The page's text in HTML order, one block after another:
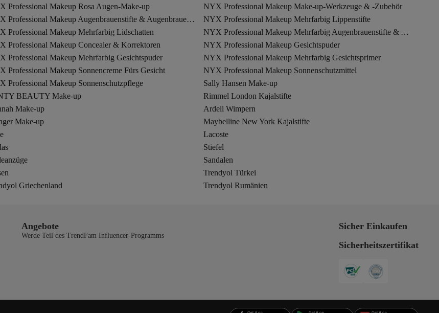
Professional Makeup Rosa Augen-Make-up
NYX Professional Makeup Make-up-Werkzeuge & -Zubehör
NYX Professional Makeup Augenbrauenstifte & Augenbrauenpuder
NYX Professional Makeup Mehrfarbig Lippenstifte
Professional Makeup Mehrfarbig Lidschatten
NYX Professional Makeup Mehrfarbig Augenbrauenstifte & Augenbrauenpuder
Professional Makeup Concealer & Korrektoren
NYX Professional Makeup Gesichtspuder
Professional Makeup Mehrfarbig Gesichtspuder
NYX Professional Makeup Mehrfarbig Gesichtsprimer
Professional Makeup Sonnencreme Fürs Gesicht
NYX Professional Makeup Sonnenschutzmittel
Professional Makeup Sonnenschutzpflege
Sally Hansen Make-up
BEAUTY Make-up
Rimmel London Kajalstifte
Make-up
Ardell Wimpern
Make-up
Maybelline New York Kajalstifte
Lacoste
Stiefel
Sandalen
Trendyol Türkei
Griechenland Trendyol Rumänien
Angebote
Werde Teil des TrendFam Influencer-Programms
Sicher Einkaufen
Sicherheitszertifikat